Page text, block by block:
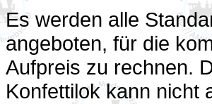
Es werden alle
angeboten, für die
Aufpreis zu rechnen.
Konfettilok kann nicht